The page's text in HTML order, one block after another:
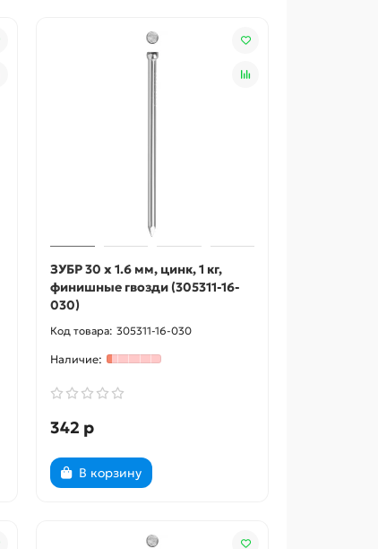
ЗУБР 30 x 1.6 мм, цинк, 1 кг,
финишные гвозди (305311-16-
030)
305311-16-030
342 р
В корзину